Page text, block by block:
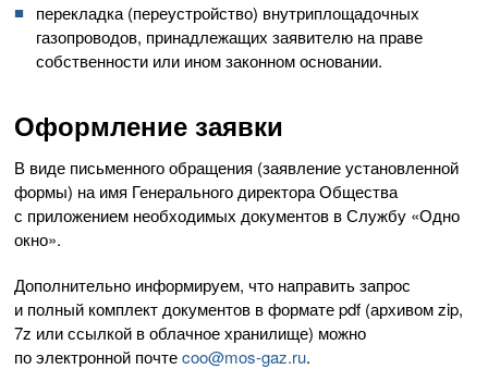
перекладка (переустройство) внутриплощадочных
газопроводов, принадлежащих заявителю на праве
собственности или ином законном основании.
Оформление заявки
В виде письменного обращения (заявление установленной
формы) на имя Генерального директора Общества
с приложением необходимых документов в Службу «Одно
окно».
Дополнительно информируем, что направить запрос
и полный комплект документов в формате pdf (архивом zip,
7z или ссылкой в облачное хранилище) можно
по электронной почтеcoo@mos-gaz.ru.